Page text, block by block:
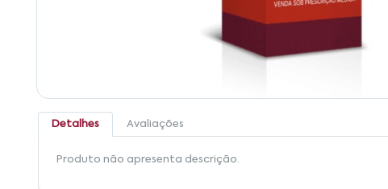
Detalhes Avaliações
Produto não apresenta descrição.